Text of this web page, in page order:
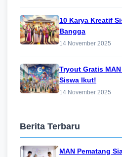
10 Karya Kreatif
Bangga
14 November 2025
Tryout Gratis
Siswa Ikut!
14 November 2025
Berita Terbaru
MAN Pematang